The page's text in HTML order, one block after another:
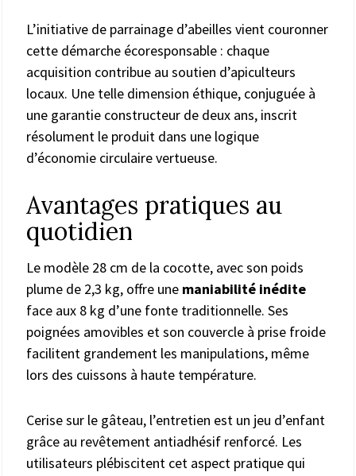
L’initiative de parrainage d’abeilles vient couronner
cette démarche écoresponsable : chaque
acquisition contribue au soutien d’apiculteurs
locaux. Une telle dimension éthique, conjuguée à
une garantie constructeur de deux ans, inscrit
résolument le produit dans une logique
d’économie circulaire vertueuse.
Avantages pratiques au
quotidien
Le modèle 28 cm de la cocotte, avec son poids
plume de 2,3 kg, offre une maniabilité inédite
face aux 8 kg d’une fonte traditionnelle. Ses
poignées amovibles et son couvercle à prise froide
facilitent grandement les manipulations, même
lors des cuissons à haute température.
Cerise sur le gâteau, l’entretien est un jeu d’enfant
grâce au revêtement antiadhésif renforcé. Les
utilisateurs plébiscitent cet aspect pratique qui